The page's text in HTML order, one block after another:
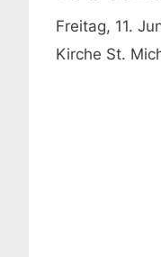
Freitag, 11.
Kirche St.